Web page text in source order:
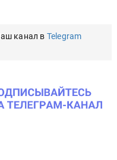
канал в Telegram